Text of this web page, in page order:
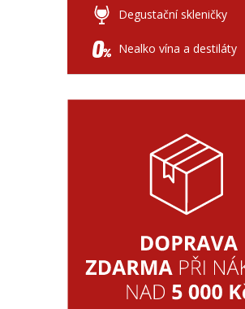
Degustační skleničky
Nealko vína a destiláty